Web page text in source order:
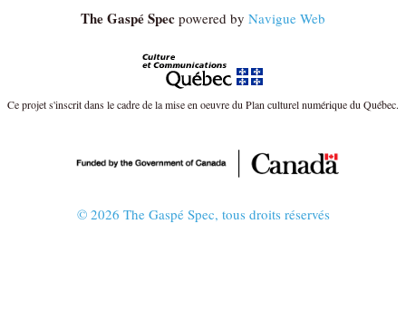
The Gaspé Spec powered by Navigue Web
Ce projet s'inscrit dans le cadre de la mise en oeuvre du Plan culturel numérique du Québec.
© 2026 The Gaspé Spec, tous droits réservés